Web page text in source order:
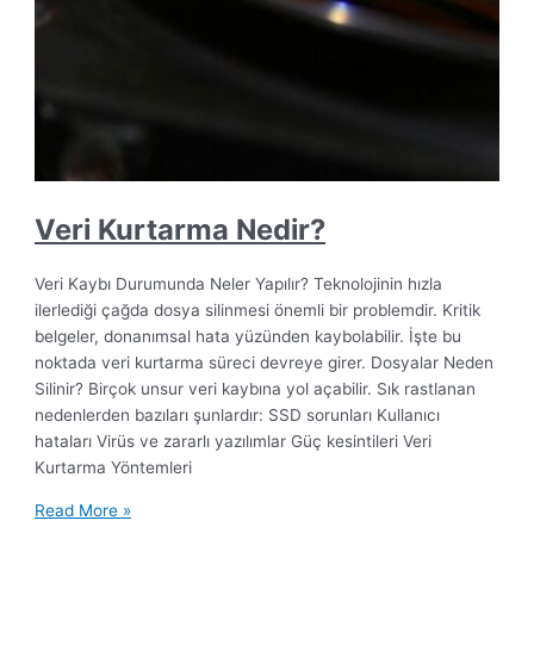
Veri Kurtarma Nedir?
Veri Kaybı Durumunda Neler Yapılır? Teknolojinin hızla
ilerlediği çağda dosya silinmesi önemli bir problemdir. Kritik
belgeler, donanımsal hata yüzünden kaybolabilir. İşte bu
noktada veri kurtarma süreci devreye girer. Dosyalar Neden
Silinir? Birçok unsur veri kaybına yol açabilir. Sık rastlanan
nedenlerden bazıları şunlardır: SSD sorunları Kullanıcı
hataları Virüs ve zararlı yazılımlar Güç kesintileri Veri
Kurtarma Yöntemleri
Read More »